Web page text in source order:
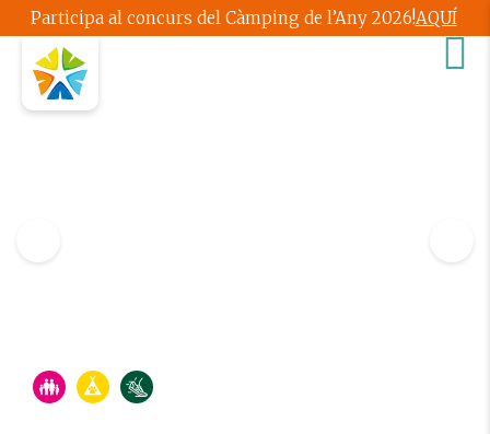
Participa al concurs del Càmping de l’Any 2026!AQUÍ